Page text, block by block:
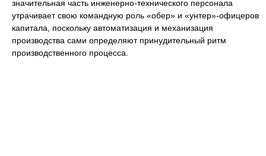
значительная часть инженерно-технического персонала
утрачивает свою командную роль «обер» и «унтер»-офицеров
капитала, поскольку автоматизация и механизация
производства сами определяют принудительный ритм
производственного процесса.